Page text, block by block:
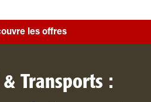
les offres
Transports :